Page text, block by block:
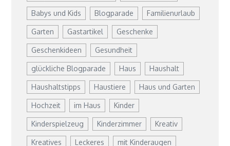
Babys und Kids Blogparade Familienurlaub
Garten Gastartikel Geschenke
Geschenkideen Gesundheit
glückliche Blogparade Haus Haushalt
Haushaltstipps Haustiere Haus und Garten
Hochzeit im Haus Kinder
Kinderspielzeug Kinderzimmer Kreativ
Kreatives Leckeres mit Kinderaugen